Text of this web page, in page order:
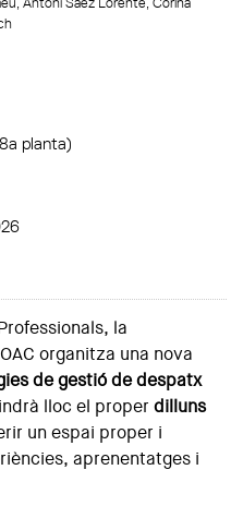
planta)
la
organitza una nova
de gestió de despatx
lloc el properdilluns
un espai proper i
aprenentatges i